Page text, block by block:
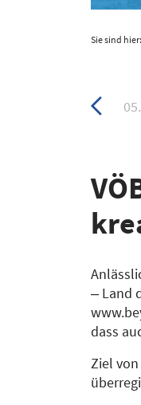
Sie sind hier:
‒ Land
dass
Ziel